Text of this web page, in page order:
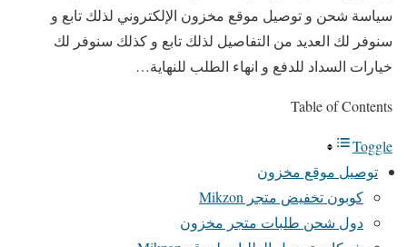
سياسة شحن و توصيل موقع مخزون الإلكتروني لذلك تابع و
سنوفر لك العديد من التفاصيل لذلك تابع و كذلك سنوفر لك
خيارات السداد للدفع و انهاء الطلب للنهاية…
Table of Contents
Toggle
توصيل موقع مخزون
كوبون تخفيض متجر Mikzon
دول شحن طلبات متجر مخزون